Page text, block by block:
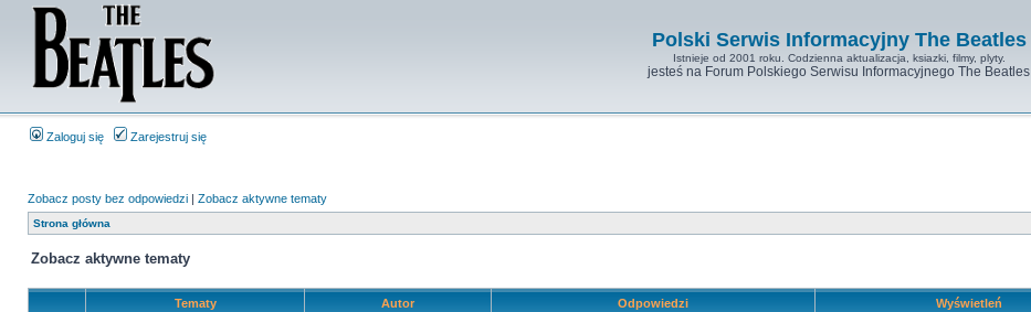
Polski Serwis Informacyjny The Beatles
Istnieje od 2001 roku. Codzienna aktualizacja, ksiazki, filmy, plyty.
jesteś na Forum Polskiego Serwisu Informacyjnego The Beatles
Zaloguj się Zarejestruj się
Zobacz posty bez odpowiedzi | Zobacz aktywne tematy
Strona główna
Zobacz aktywne tematy
Tematy Autor Odpowiedzi Wyświetleń